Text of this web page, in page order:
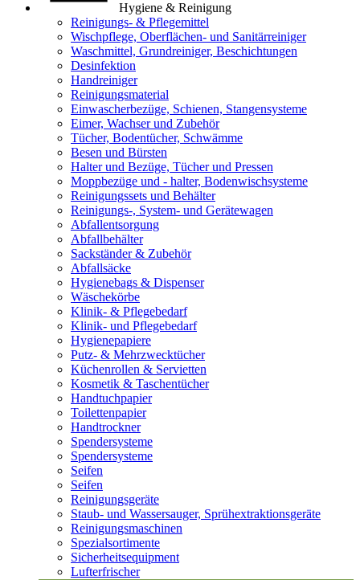
Hygiene & Reinigung
Reinigungs- & Pflegemittel
Wischpflege, Oberflächen- und Sanitärreiniger
Waschmittel, Grundreiniger, Beschichtungen
Desinfektion
Handreiniger
Reinigungsmaterial
Einwascherbezüge, Schienen, Stangensysteme
Eimer, Wachser und Zubehör
Tücher, Bodentücher, Schwämme
Besen und Bürsten
Halter und Bezüge, Tücher und Pressen
Moppbezüge und - halter, Bodenwischsysteme
Reinigungssets und Behälter
Reinigungs-, System- und Gerätewagen
Abfallentsorgung
Abfallbehälter
Sackständer & Zubehör
Abfallsäcke
Hygienebags & Dispenser
Wäschekörbe
Klinik- & Pflegebedarf
Klinik- und Pflegebedarf
Hygienepapiere
Putz- & Mehrzwecktücher
Küchenrollen & Servietten
Kosmetik & Taschentücher
Handtuchpapier
Toilettenpapier
Handtrockner
Spendersysteme
Spendersysteme
Seifen
Seifen
Reinigungsgeräte
Staub- und Wassersauger, Sprühextraktionsgeräte
Reinigungsmaschinen
Spezialsortimente
Sicherheitsequipment
Lufterfrischer